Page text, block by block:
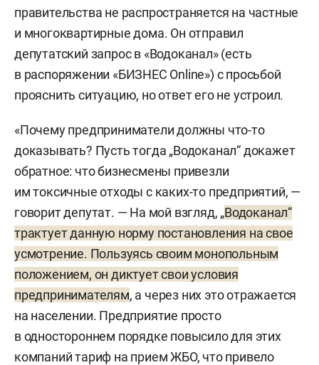
правительства не распространяется на частные
и многоквартирные дома. Он отправил
депутатский запрос в «Водоканал» (есть
в распоряжении «БИЗНЕС Online») с просьбой
прояснить ситуацию, но ответ его не устроил.
«Почему предприниматели должны что-то
доказывать? Пусть тогда „Водоканал“ докажет
обратное: что бизнесмены привезли
им токсичные отходы с каких-то предприятий, —
говорит депутат. — На мой взгляд, „Водоканал“
трактует данную норму постановления на свое
усмотрение. Пользуясь своим монопольным
положением, он диктует свои условия
предпринимателям, а через них это отражается
на населении. Предприятие просто
в одностороннем порядке повысило для этих
компаний тариф на прием ЖБО, что привело